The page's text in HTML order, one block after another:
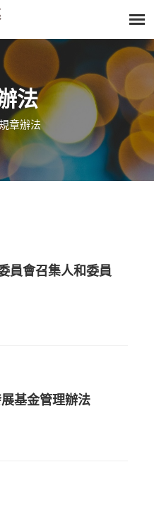
法
章辦法
員會召集人和委員
基金管理辦法